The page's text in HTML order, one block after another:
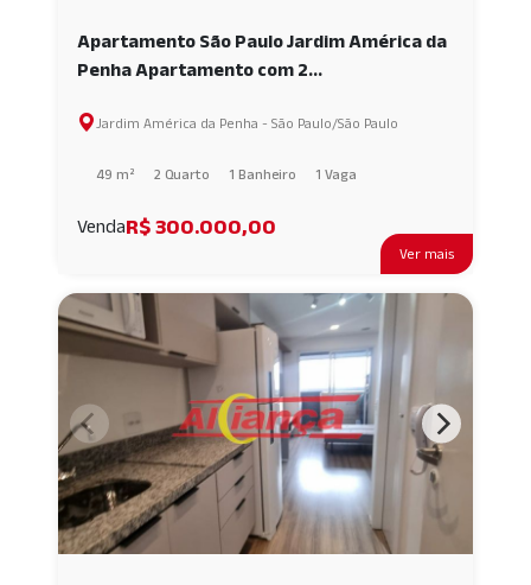
Ver mais
Apartamento São Paulo Jardim América da
Penha Apartamento com 2
Jardim América da Penha - São Paulo/São Paulo
49 m² 2 Quarto 1 Banheiro 1 Vaga
VendaR$ 300.000,00